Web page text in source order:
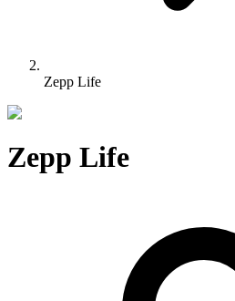
Zepp Life
Zepp Life